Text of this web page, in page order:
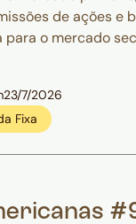
de ações e
para o mercado
23/7/2026
Fixa